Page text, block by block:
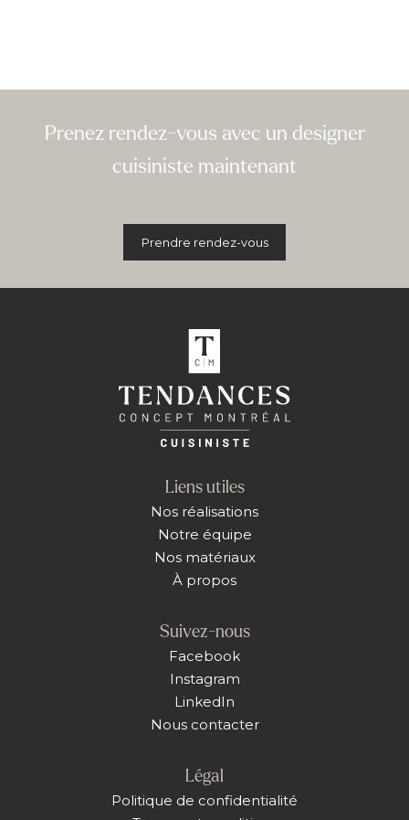
Prenez rendez-vous avec un designer
cuisiniste maintenant
Prendre rendez-vous
Liens utiles
Nos réalisations
Notre équipe
Nos matériaux
À propos
Suivez-nous
Facebook
Instagram
LinkedIn
Nous contacter
Légal
Politique de confidentialité